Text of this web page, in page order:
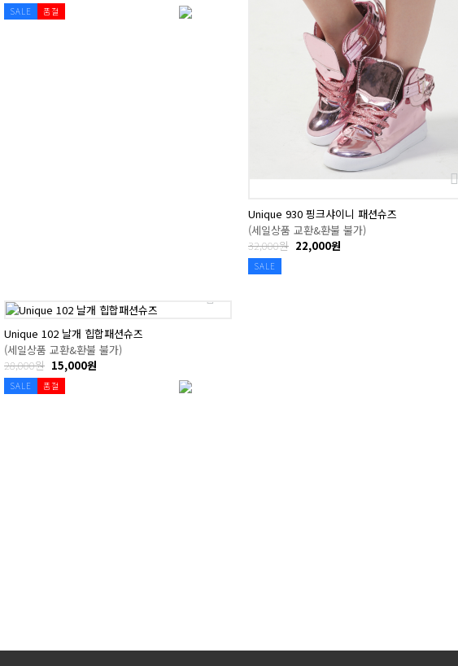
SALE 품절
Unique 930 핑크샤이니 패션슈즈
(세일상품 교환&환불 불가)
32,000원 22,000원
SALE
Unique 102 날개 힙합패션슈즈
(세일상품 교환&환불 불가)
28,000원 15,000원
SALE 품절